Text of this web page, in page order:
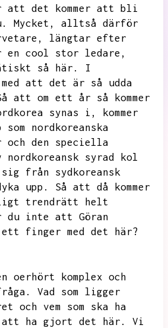
att det kommer att bli
Mycket,
alltså därför
längtar efter
en cool stor ledare,
så här.
I
med att det är så udda
att om ett år så kommer
synas i,
kommer
nordkoreanska
och den speciella
nordkoreansk syrad kol
från sydkoreansk
upp.
Så att då kommer
trendrätt helt
du inte att Göran
ett finger med det här?
oerhört komplex och
Vad som ligger
och vem som ska ha
ha gjort det här.
Vi